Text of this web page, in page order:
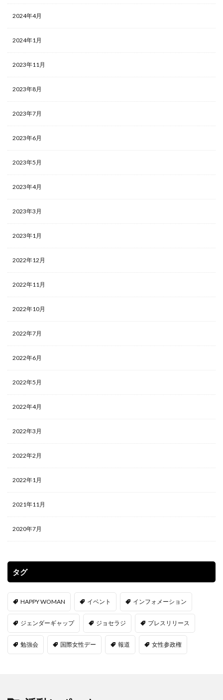
2024年4月
2024年1月
2023年11月
2023年8月
2023年7月
2023年6月
2023年5月
2023年4月
2023年3月
2023年1月
2022年12月
2022年11月
2022年10月
2022年7月
2022年6月
2022年5月
2022年4月
2022年3月
2022年2月
2022年1月
2021年11月
2020年7月
タグ
HAPPY WOMAN イベント インフォメーション
ジェンダーギャップ ジョセラジ プレスリリース
勉強会 国際女性デー 報道 女性参政権